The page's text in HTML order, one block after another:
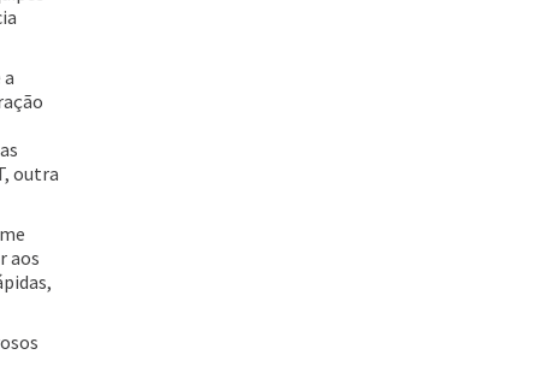
outra
aos